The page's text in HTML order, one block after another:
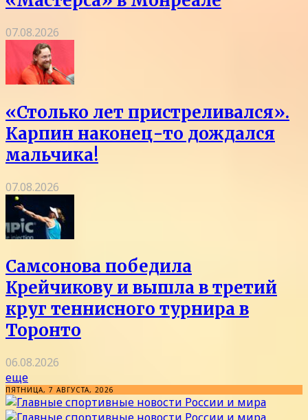
07.08.2026
«Столько лет пристреливался».
Карпин наконец-то дождался
мальчика!
07.08.2026
Самсонова победила
Крейчикову и вышла в третий
круг теннисного турнира в
Торонто
06.08.2026
еще
ПЯТНИЦА, 7 АВГУСТА, 2026